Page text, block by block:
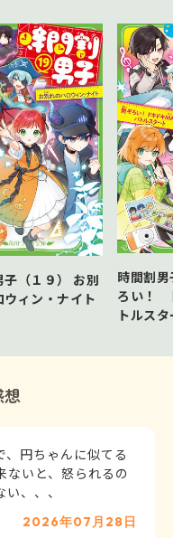
子（１９） お別
ウィン・ナイト
時間割
ろい！
トルス
想
円ちゃんに似てる
ないと、怒られるの
、、、
2026年07月28日